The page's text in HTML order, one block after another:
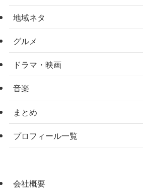
地域ネタ
グルメ
ドラマ・映画
音楽
まとめ
プロフィール一覧
会社概要